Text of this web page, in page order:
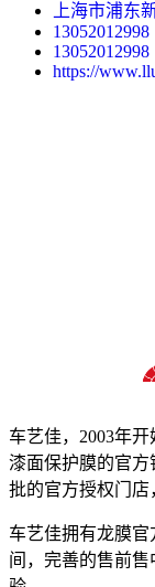
上海市浦东
13052012998
13052012998
https://
车艺佳，2003年
漆面保护膜的官
批的官方授权门店
车艺佳拥有龙膜
间，完善的售前